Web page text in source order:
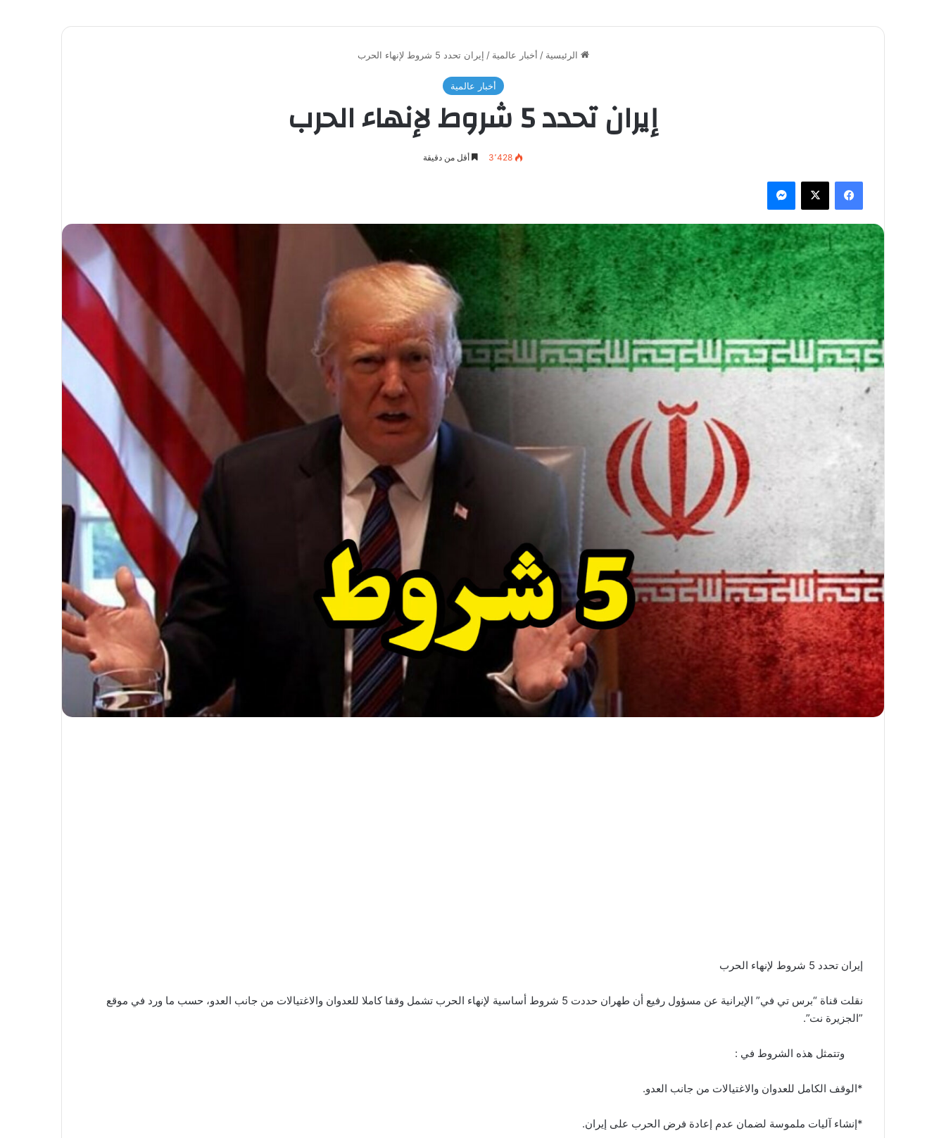
الرئيسية / أخبار عالمية / إيران تحدد 5 شروط لإنهاء الحرب
أخبار عالمية
إيران تحدد 5 شروط لإنهاء الحرب
3٬428 أقل من دقيقة
فيسبوك
إيران تحدد 5 شروط لإنهاء الحرب
نقلت قناة “برس تي في” الإيرانية عن مسؤول رفيع أن طهران حددت 5 شروط أساسية لإنهاء الحرب تشمل وقفا كاملا للعدوان والاغتيالات من جانب العدو، حسب ما ورد في موقع
”الجزيرة نت”.
وتتمثل هذه الشروط في :
*الوقف الكامل للعدوان والاغتيالات من جانب العدو.
*إنشاء آليات ملموسة لضمان عدم إعادة فرض الحرب على إيران.